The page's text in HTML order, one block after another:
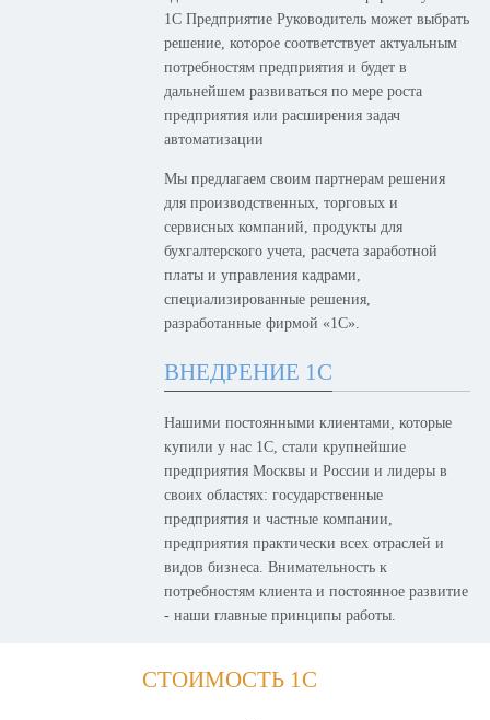
1С Предприятие Руководитель может выбрать
решение, которое соответствует актуальным
потребностям предприятия и будет в
дальнейшем развиваться по мере роста
предприятия или расширения задач
автоматизации
Мы предлагаем своим партнерам решения
для производственных, торговых и
сервисных компаний, продукты для
бухгалтерского учета, расчета заработной
платы и управления кадрами,
специализированные решения,
разработанные фирмой «1С».
ВНЕДРЕНИЕ 1С
Нашими постоянными клиентами, которые
купили у нас 1С, стали крупнейшие
предприятия Москвы и России и лидеры в
своих областях: государственные
предприятия и частные компании,
предприятия практически всех отраслей и
видов бизнеса. Внимательность к
потребностям клиента и постоянное развитие
- наши главные принципы работы.
СТОИМОСТЬ 1С